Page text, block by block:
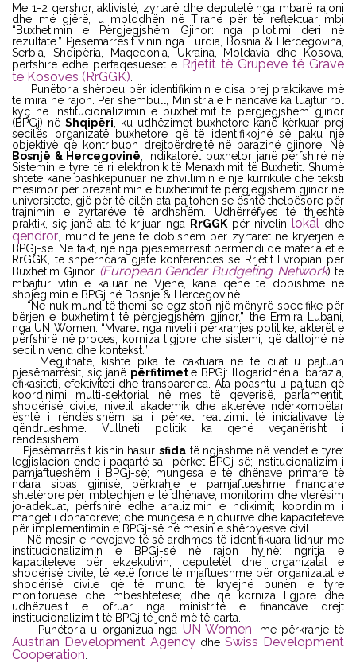
Me 1-2 qershor, aktivistë, zyrtarë dhe deputetë nga mbarë rajoni
dhe më gjërë, u mblodhën në Tiranë për të reflektuar mbi
“Buxhetimin e Përgjegjshëm Gjinor: nga pilotimi deri në
rezultate.” Pjesëmarrësit vinin nga Turqia, Bosnia & Hercegovina,
Serbia, Shqipëria, Maqedonia, Ukraina, Moldavia dhe Kosova,
përfshirë edhe përfaqësueset e Rrjetit të Grupeve të Grave
të Kosovës (RrGGK)
Punëtoria shërbeu për identifikimin e disa prej praktikave më
të mira në rajon. Për shembull, Ministria e Financave ka luajtur rol
kyç në institucionalizimin e buxhetimit të përgjegjshëm gjinor
(BPGj) në Shqipëri , ku udhëzimet buxhetore kanë kërkuar prej
secilës organizatë buxhetore që të identifikojnë së paku një
objektivë që kontribuon drejtpërdrejtë në barazinë gjinore. Në
Bosnjë & Hercegovinë , indikatorët buxhetor janë përfshirë në
Sistemin e tyre të ri elektronik të Menaxhimit të Buxhetit. Shumë
shtete kanë bashkëpunuar në zhvillimin e një kurrikule dhe teksti
mësimor për prezantimin e buxhetimit të përgjegjshëm gjinor në
universitete, gjë për të cilën ata pajtohen se është thelbësore për
trajnimin e zyrtarëve të ardhshëm. Udhërrëfyes të thjeshtë
praktik, siç janë ata të krijuar nga
RrGGKpër nivelin lokal dhe
qendror , mund të jenë të dobishëm për zyrtarët në kryerjen e
BPGj-së. Në fakt, një nga pjesëmarrësit përmendi që materialet e
RrGGK, të shpërndara gjatë konferencës së Rrjetit Evropian për
Buxhetim Gjinor (European Gender Budgeting Network) të
mbajtur vitin e kaluar në Vjenë, kanë qenë të dobishme në
shpjegimin e BPGj në Bosnje & Hercegovinë.
“Ne nuk mund të themi se egziston një mënyrë specifike për
bërjen e buxhetimit të përgjegjshëm gjinor,” the Ermira Lubani,
nga UN Women. “Mvaret nga niveli i përkrahjes politike, akterët e
përfshirë në proces, korniza ligjore dhe sistemi, që dallojnë në
secilin vend dhe kontekst.”
Megjithatë, kishte pika të caktuara në të cilat u pajtuan
pjesëmarrësit, siç janë përfitimete BPGj: llogaridhënia, barazia,
efikasiteti, efektiviteti dhe transparenca. Ata poashtu u pajtuan që
koordinimi multi-sektorial në mes të qeverisë, parlamentit,
shoqërisë civile, nivelit akademik dhe akterëve ndërkombëtar
është i rëndësishëm sa i përket realizimit të iniciativave të
qëndrueshme. Vullneti politik ka qenë veçanërisht i
rëndësishëm.
Pjesëmarrësit kishin hasur sfida të ngjashme në vendet e tyre:
legjislacion ende i paqartë sa i përket BPGj-së; institucionalizim i
pamjaftueshëm i BPGj-së; mungesa e të dhënave primare të
ndara sipas gjinisë; përkrahje e pamjaftueshme financiare
shtetërore për mbledhjen e të dhënave; monitorim dhe vlerësim
jo-adekuat, përfshirë edhe analizimin e ndikimit; koordinim i
mangët i donatorëve; dhe mungesa e njohurive dhe kapaciteteve
për implementimin e BPGj-së në mesin e shërbyesve civil.
Në mesin e nevojave të së ardhmes të identifikuara lidhur me
institucionalizimin e BPGj-së në rajon hyjnë: ngritja e
kapaciteteve për ekzekutivin, deputetët dhe organizatat e
shoqërisë civile; të ketë fonde të mjaftueshme për organizatat e
shoqërisë civile që të mund të kryejnë punën e tyre
monitoruese dhe mbështetëse; dhe që korniza ligjore dhe
udhëzuesit e ofruar nga ministritë e financave drejt
institucionalizimit të BPGj të jenë më të qarta.
Punëtoria u organizua nga UN Women , me përkrahje të
Austrian Development Agency dhe Swiss Development
Cooperation